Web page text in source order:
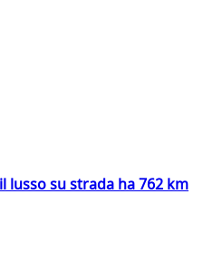
lusso su strada ha 762 km